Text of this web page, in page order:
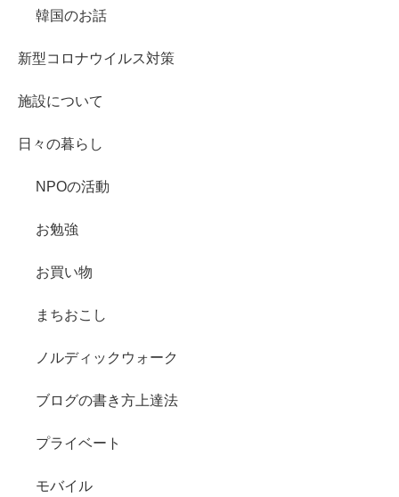
韓国のお話
新型コロナウイルス対策
施設について
日々の暮らし
NPOの活動
お勉強
お買い物
まちおこし
ノルディックウォーク
ブログの書き方上達法
プライベート
モバイル